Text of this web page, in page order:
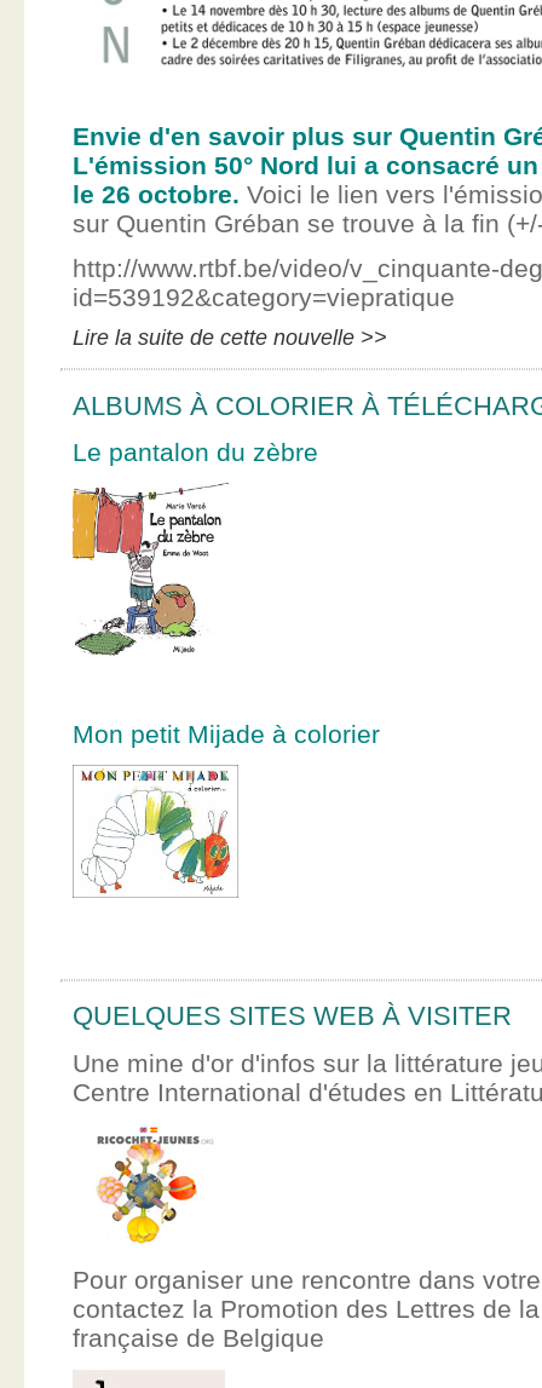
Envie d'en savoir plus sur Quentin
L'émission 50° Nord lui a consacré
le 26 octobre. Voici le lien vers
sur Quentin Gréban se trouve à la fin
http://www.rtbf.be/video/v_cinquante-
id=539192&category=viepratique
Lire la suite de cette nouvelle >>
ALBUMS À COLORIER À
Le pantalon du zèbre
Mon petit Mijade à colorier
QUELQUES SITES WEB À VISITER
Une mine d'or d'infos sur la littérature
Centre International d'études en
Pour organiser une rencontre dans
contactez la Promotion des Lettres de
française de Belgique